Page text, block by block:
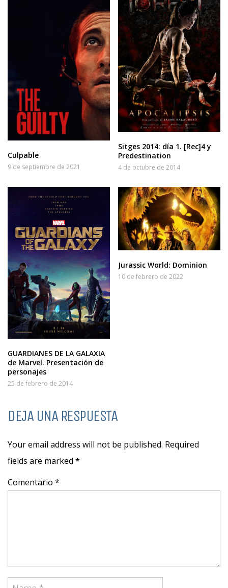
Culpable
9 de septiembre de 2021
Sitges 2014: día 1. [Rec]4 y
Predestination
4 de octubre de 2014
GUARDIANES DE LA GALAXIA
de Marvel. Presentación de
personajes
25 de febrero de 2014
Jurassic World: Dominion
10 de febrero de 2022
DEJA UNA RESPUESTA
Your email address will not be published. Required
fields are marked *
Comentario *